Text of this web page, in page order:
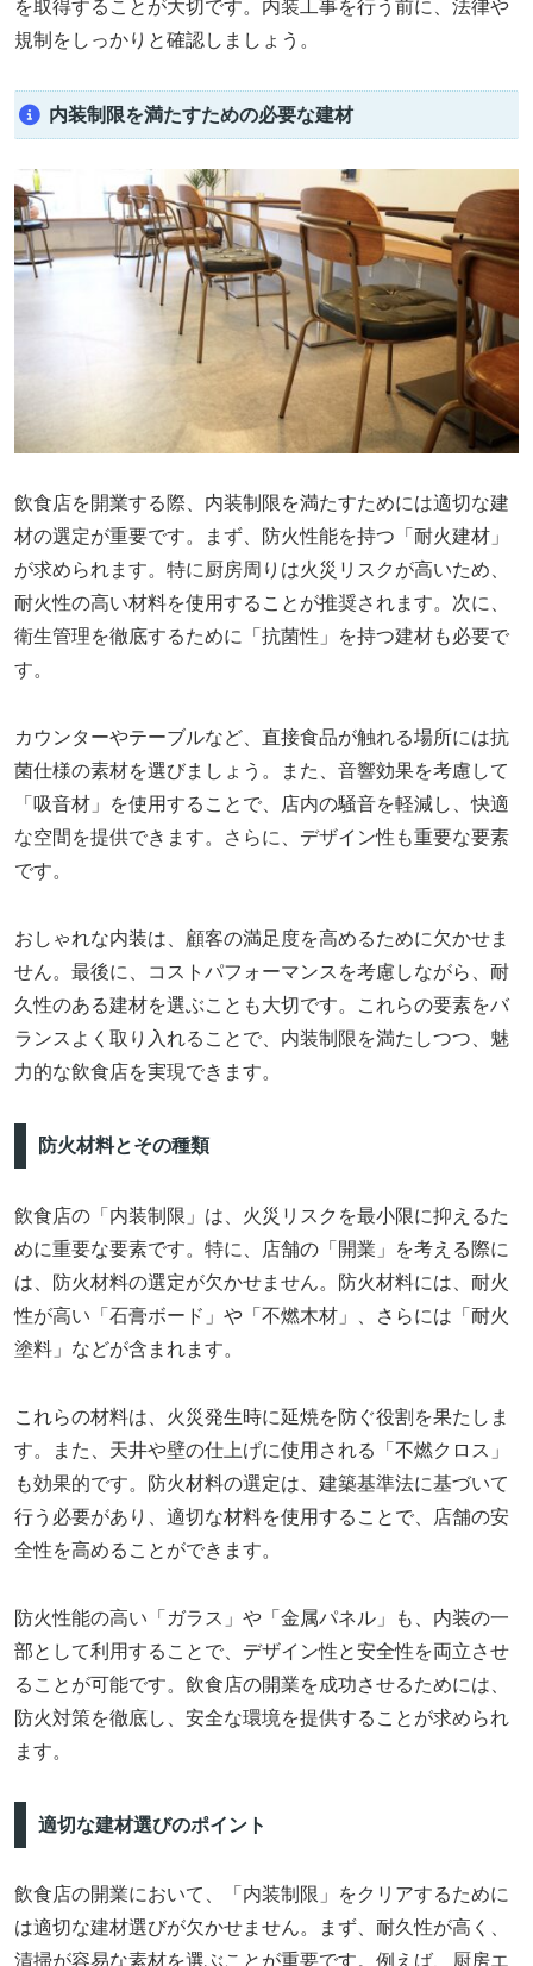
を取得することが大切です。内装工事を行う前に、法律や
規制をしっかりと確認しましょう。
内装制限を満たすための必要な建材
飲食店を開業する際、内装制限を満たすためには適切な建
材の選定が重要です。まず、防火性能を持つ「耐火建材」
が求められます。特に厨房周りは火災リスクが高いため、
耐火性の高い材料を使用することが推奨されます。次に、
衛生管理を徹底するために「抗菌性」を持つ建材も必要で
す。
カウンターやテーブルなど、直接食品が触れる場所には抗
菌仕様の素材を選びましょう。また、音響効果を考慮して
「吸音材」を使用することで、店内の騒音を軽減し、快適
な空間を提供できます。さらに、デザイン性も重要な要素
です。
おしゃれな内装は、顧客の満足度を高めるために欠かせま
せん。最後に、コストパフォーマンスを考慮しながら、耐
久性のある建材を選ぶことも大切です。これらの要素をバ
ランスよく取り入れることで、内装制限を満たしつつ、魅
力的な飲食店を実現できます。
防火材料とその種類
飲食店の「内装制限」は、火災リスクを最小限に抑えるた
めに重要な要素です。特に、店舗の「開業」を考える際に
は、防火材料の選定が欠かせません。防火材料には、耐火
性が高い「石膏ボード」や「不燃木材」、さらには「耐火
塗料」などが含まれます。
これらの材料は、火災発生時に延焼を防ぐ役割を果たしま
す。また、天井や壁の仕上げに使用される「不燃クロス」
も効果的です。防火材料の選定は、建築基準法に基づいて
行う必要があり、適切な材料を使用することで、店舗の安
全性を高めることができます。
防火性能の高い「ガラス」や「金属パネル」も、内装の一
部として利用することで、デザイン性と安全性を両立させ
ることが可能です。飲食店の開業を成功させるためには、
防火対策を徹底し、安全な環境を提供することが求められ
ます。
適切な建材選びのポイント
飲食店の開業において、「内装制限」をクリアするために
は適切な建材選びが欠かせません。まず、耐久性が高く、
清掃が容易な素材を選ぶことが重要です。例えば、厨房エ